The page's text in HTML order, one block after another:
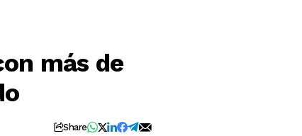
más de
Share